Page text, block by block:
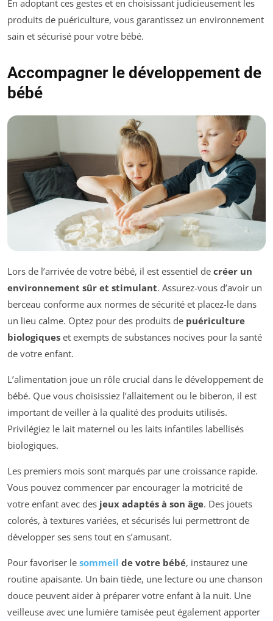
En adoptant ces gestes et en choisissant judicieusement les
produits de puériculture, vous garantissez un environnement
sain et sécurisé pour votre bébé.
Accompagner le développement de
bébé
Lors de l’arrivée de votre bébé, il est essentiel de créer un
environnement sûr et stimulant. Assurez-vous d’avoir un
berceau conforme aux normes de sécurité et placez-le dans
un lieu calme. Optez pour des produits de puériculture
biologiques et exempts de substances nocives pour la santé
de votre enfant.
L’alimentation joue un rôle crucial dans le développement de
bébé. Que vous choisissiez l’allaitement ou le biberon, il est
important de veiller à la qualité des produits utilisés.
Privilégiez le lait maternel ou les laits infantiles labellisés
biologiques.
Les premiers mois sont marqués par une croissance rapide.
Vous pouvez commencer par encourager la motricité de
votre enfant avec des jeux adaptés à son âge. Des jouets
colorés, à textures variées, et sécurisés lui permettront de
développer ses sens tout en s’amusant.
Pour favoriser le sommeil de votre bébé, instaurez une
routine apaisante. Un bain tiède, une lecture ou une chanson
douce peuvent aider à préparer votre enfant à la nuit. Une
veilleuse avec une lumière tamisée peut également apporter